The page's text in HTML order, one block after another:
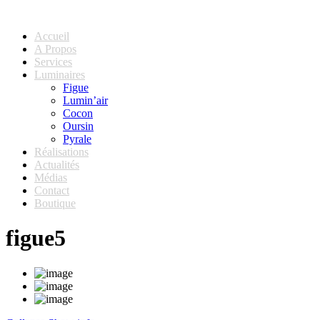
Accueil
A Propos
Services
Luminaires
Figue
Lumin’air
Cocon
Oursin
Pyrale
Réalisations
Actualités
Médias
Contact
Boutique
figue5